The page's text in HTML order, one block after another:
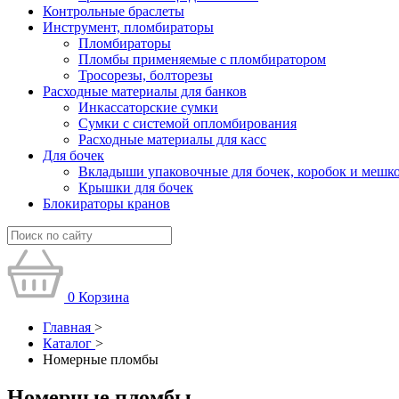
Контрольные браслеты
Инструмент, пломбираторы
Пломбираторы
Пломбы применяемые с пломбиратором
Тросорезы, болторезы
Расходные материалы для банков
Инкассаторские сумки
Сумки с системой опломбирования
Расходные материалы для касс
Для бочек
Вкладыши упаковочные для бочек, коробок и
Крышки для бочек
Блокираторы кранов
0 Корзина
Главная >
Каталог >
Номерные пломбы